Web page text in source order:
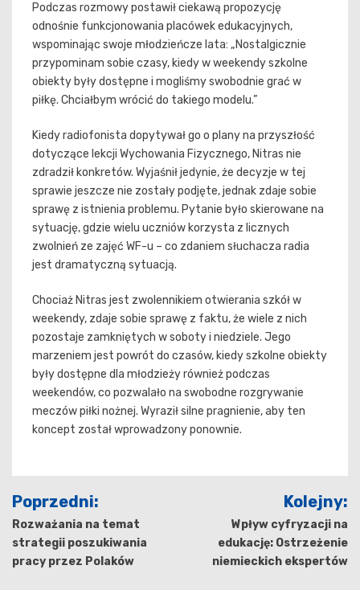
Podczas rozmowy postawił ciekawą propozycję
odnośnie funkcjonowania placówek edukacyjnych,
wspominając swoje młodzieńcze lata: „Nostalgicznie
przypominam sobie czasy, kiedy w weekendy szkolne
obiekty były dostępne i mogliśmy swobodnie grać w
piłkę. Chciałbym wrócić do takiego modelu.”
Kiedy radiofonista dopytywał go o plany na przyszłość
dotyczące lekcji Wychowania Fizycznego, Nitras nie
zdradził konkretów. Wyjaśnił jedynie, że decyzje w tej
sprawie jeszcze nie zostały podjęte, jednak zdaje sobie
sprawę z istnienia problemu. Pytanie było skierowane na
sytuację, gdzie wielu uczniów korzysta z licznych
zwolnień ze zajęć WF-u – co zdaniem słuchacza radia
jest dramatyczną sytuacją.
Chociaż Nitras jest zwolennikiem otwierania szkół w
weekendy, zdaje sobie sprawę z faktu, że wiele z nich
pozostaje zamkniętych w soboty i niedziele. Jego
marzeniem jest powrót do czasów, kiedy szkolne obiekty
były dostępne dla młodzieży również podczas
weekendów, co pozwalało na swobodne rozgrywanie
meczów piłki nożnej. Wyraził silne pragnienie, aby ten
koncept został wprowadzony ponownie.
Nawigacja
wpisu
Poprzedni:
Rozważania na temat
strategii poszukiwania
pracy przez Polaków
Kolejny:
Wpływ cyfryzacji na
edukację: Ostrzeżenie
niemieckich ekspertów